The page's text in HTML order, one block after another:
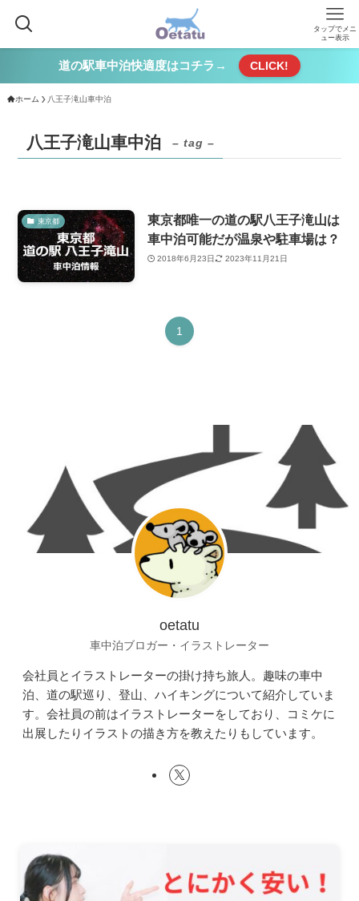
タップでメニ
ュー表示
道の駅車中泊快適度はコチラ→ CLICK!
ホーム 八王子滝山車中泊
八王子滝山車中泊 – tag –
東京都
東京都唯一の道の駅八王子滝山は
車中泊可能だが温泉や駐車場は？
2018年6月23日 2023年11月21日
1
oetatu
車中泊ブロガー・イラストレーター
会社員とイラストレーターの掛け持ち旅人。趣味の車中
泊、道の駅巡り、登山、ハイキングについて紹介していま
す。会社員の前はイラストレーターをしており、コミケに
出展したりイラストの描き方を教えたりもしています。